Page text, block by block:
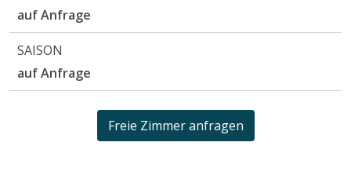
auf Anfrage
auf Anfrage
Freie Zimmer anfragen